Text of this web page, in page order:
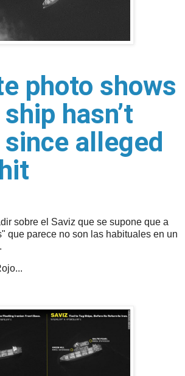
photo shows
hasn’t
alleged
sobre el Saviz que se supone que a
que parece no son las habituales en un